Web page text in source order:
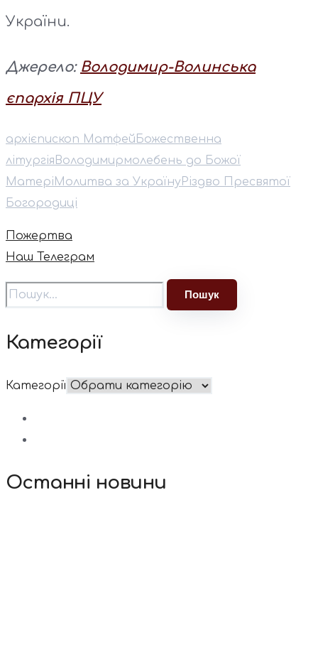
України.
Джерело: Володимир-Волинська
єпархія ПЦУ
архієпископ Матфей Божественна
літургія Володимирмолебень до Божої
Матері Молитва за Україну Різдво Пресвятої
Богородиці
Пожертва
Наш Телеграм
Категорії
Категорії
Останні новини